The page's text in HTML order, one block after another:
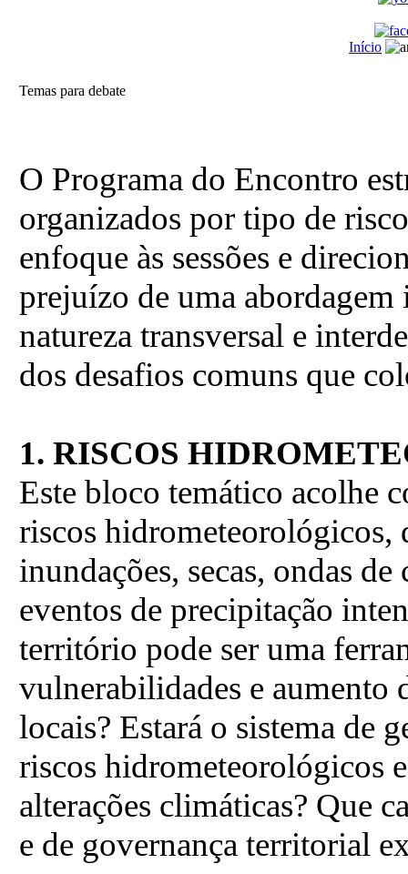
Início
Temas para debate
O Programa do Encontro
organizados por tipo de
enfoque às sessões e
prejuízo de uma abordagem
natureza transversal e
dos desafios comuns que
1. RISCOS
Este bloco temático acolhe
riscos hidrometeorológicos,
inundações, secas, ondas
eventos de precipitação
território pode ser uma
vulnerabilidades e aumento
locais? Estará o sistema de
riscos hidrometeorológicos
alterações climáticas? Que
e de governança territorial